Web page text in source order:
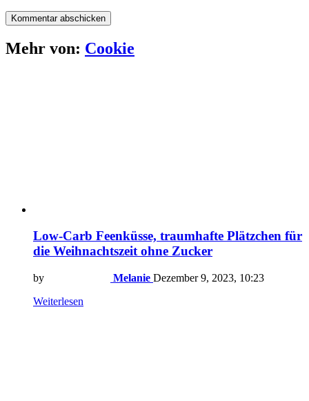
Mehr von: Cookie
Low-Carb Feenküsse, traumhafte Plätzchen für
die Weihnachtszeit ohne Zucker
by Melanie Dezember 9, 2023, 10:23
Weiterlesen